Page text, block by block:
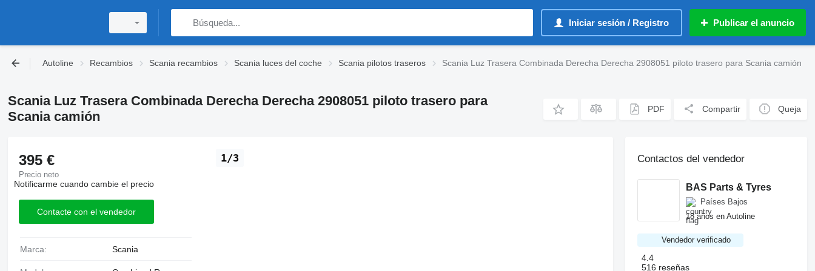
Iniciar sesión / Registro Publicar el anuncio
Autoline Recambios Scania recambios Scania luces del coche Scania pilotos traseros Scania Luz Trasera Combinada Derecha Derecha 2908051 piloto trasero para Scania camión
Scania Luz Trasera Combinada Derecha Derecha 2908051 piloto trasero para
Scania camión
PDF Compartir Queja
1/3
395 €
Precio neto
Notificarme cuando cambie el precio
Contacte con el vendedor
Marca: Scania
Contactos del vendedor
BAS Parts & Tyres
Países Bajos
18 años en Autoline
Vendedor verificado
4.4
516 reseñas